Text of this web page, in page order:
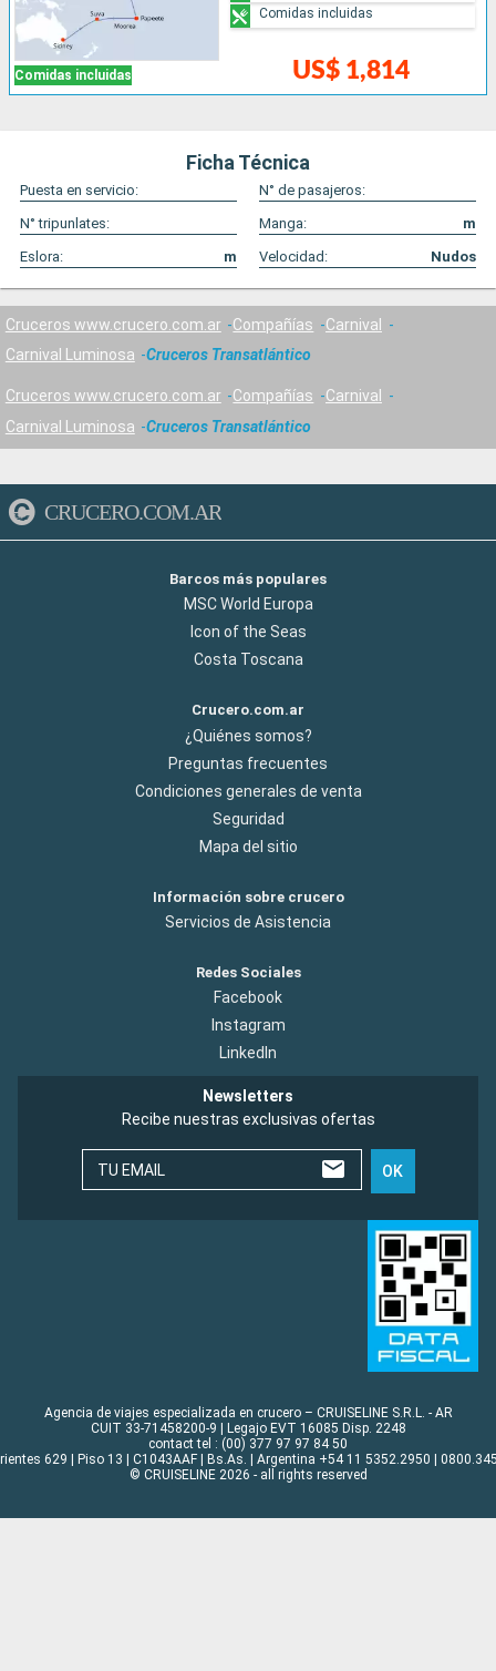
Comidas incluidas US$ 1,814
Comidas incluidas
Ficha Técnica
Puesta en servicio:
N° de pasajeros:
N° tripunlates:
Manga:
m
Eslora:
m Velocidad: Nudos
Cruceros www.crucero.com.ar Compañías
Carnival
Carnival Luminosa
Cruceros Transatlántico
Cruceros www.crucero.com.ar Compañías
Carnival
Carnival Luminosa
Cruceros Transatlántico
CRUCERO.COM.AR
Barcos más populares
MSC World Europa
Icon of the Seas
Costa Toscana
Crucero.com.ar
¿Quiénes somos?
Preguntas frecuentes
Condiciones generales de venta
Seguridad
Mapa del sitio
Información sobre crucero
Servicios de Asistencia
Redes Sociales
Facebook
Instagram
LinkedIn
Newsletters
Recibe nuestras exclusivas ofertas
TU EMAIL OK
Agencia de viajes especializada en crucero – CRUISELINE S.R.L. - AR
CUIT 33-71458200-9 | Legajo EVT 16085 Disp. 2248
contact tel : (00) 377 97 97 84 50
629 | Piso 13 | C1043AAF | Bs.As. | Argentina +54 11 5352.2950 |
© CRUISELINE 2026 - all rights reserved